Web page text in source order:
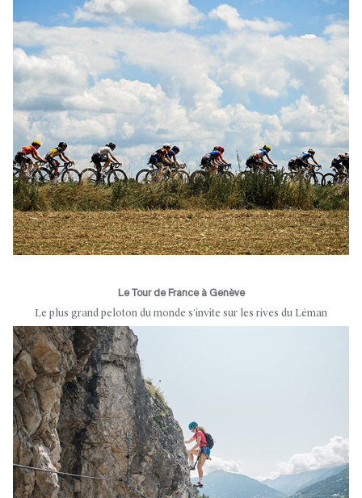
Le Tour de France à Genève
Le plus grand peloton du monde s’invite sur les rives du Léman